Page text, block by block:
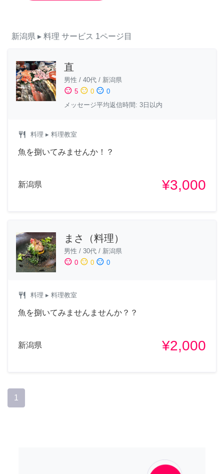
新潟県 ▸ 料理 サービス 1ページ目
直
男性 / 40代 / 新潟県
sentiment_satisfied 5 sentiment_neutral 0 sentiment_dissatisfied 0
メッセージ平均返信時間: 3日以内
restaurant 料理 ▸ 料理教室
魚を捌いてみませんか！？
新潟県 ¥3,000
まさ（料理）
男性 / 30代 / 新潟県
sentiment_satisfied 0 sentiment_neutral 0 sentiment_dissatisfied 0
restaurant 料理 ▸ 料理教室
魚を捌いてみませんませんか？？
新潟県 ¥2,000
1